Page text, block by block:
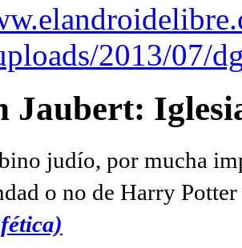
2013/07/
Jaubert:
judío, por mucha
o no de Harry